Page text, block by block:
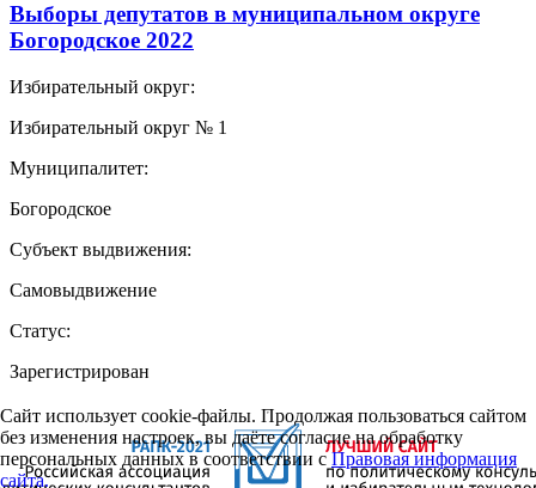
Выборы депутатов в муниципальном округе
Богородское 2022
Избирательный округ:
Избирательный округ № 1
Муниципалитет:
Богородское
Субъект выдвижения:
Самовыдвижение
Статус:
Зарегистрирован
Сайт использует cookie-файлы. Продолжая пользоваться сайтом
без изменения настроек, вы даёте согласие на обработку
персональных данных в соответствии сПравовая информация
сайта.